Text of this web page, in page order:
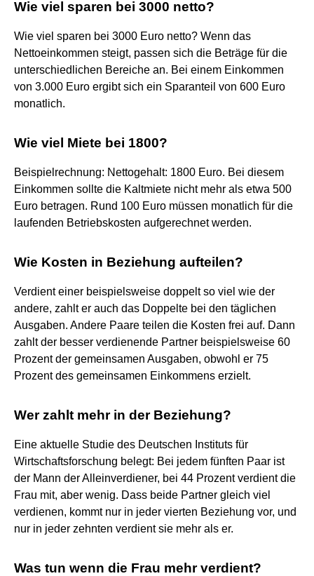
Wie viel sparen bei 3000 netto?
Wie viel sparen bei 3000 Euro netto? Wenn das
Nettoeinkommen steigt, passen sich die Beträge für die
unterschiedlichen Bereiche an. Bei einem Einkommen
von 3.000 Euro ergibt sich ein Sparanteil von 600 Euro
monatlich.
Wie viel Miete bei 1800?
Beispielrechnung: Nettogehalt: 1800 Euro. Bei diesem
Einkommen sollte die Kaltmiete nicht mehr als etwa 500
Euro betragen. Rund 100 Euro müssen monatlich für die
laufenden Betriebskosten aufgerechnet werden.
Wie Kosten in Beziehung aufteilen?
Verdient einer beispielsweise doppelt so viel wie der
andere, zahlt er auch das Doppelte bei den täglichen
Ausgaben. Andere Paare teilen die Kosten frei auf. Dann
zahlt der besser verdienende Partner beispielsweise 60
Prozent der gemeinsamen Ausgaben, obwohl er 75
Prozent des gemeinsamen Einkommens erzielt.
Wer zahlt mehr in der Beziehung?
Eine aktuelle Studie des Deutschen Instituts für
Wirtschaftsforschung belegt: Bei jedem fünften Paar ist
der Mann der Alleinverdiener, bei 44 Prozent verdient die
Frau mit, aber wenig. Dass beide Partner gleich viel
verdienen, kommt nur in jeder vierten Beziehung vor, und
nur in jeder zehnten verdient sie mehr als er.
Was tun wenn die Frau mehr verdient?